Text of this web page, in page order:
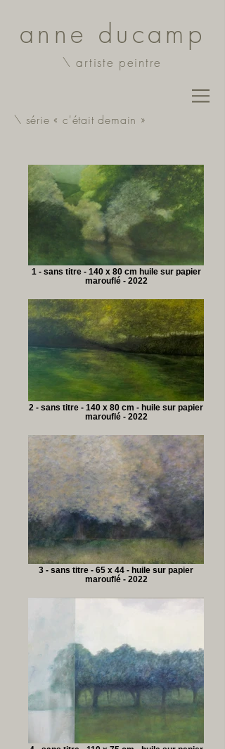
anne ducamp
\artiste peintre
\ série « c'était demain »
1 - sans titre - 140 x 80 cm huile sur papier
marouflé - 2022
2 - sans titre - 140 x 80 cm - huile sur papier
marouflé - 2022
3 - sans titre - 65 x 44 - huile sur papier
marouflé - 2022